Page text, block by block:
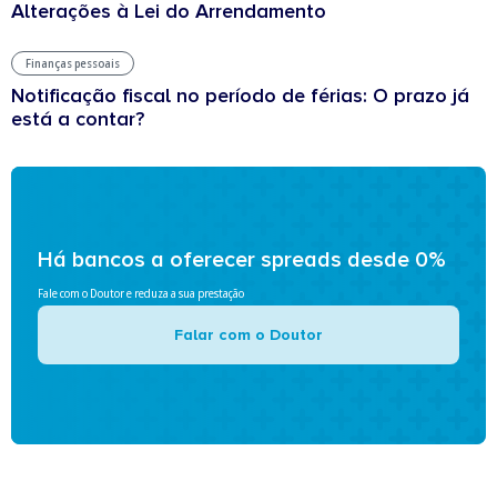
Alterações à Lei do Arrendamento
Finanças pessoais
Notificação fiscal no período de férias: O prazo já
está a contar?
Há bancos a oferecer spreads desde 0%
Fale com o Doutor e reduza a sua prestação
Falar com o Doutor